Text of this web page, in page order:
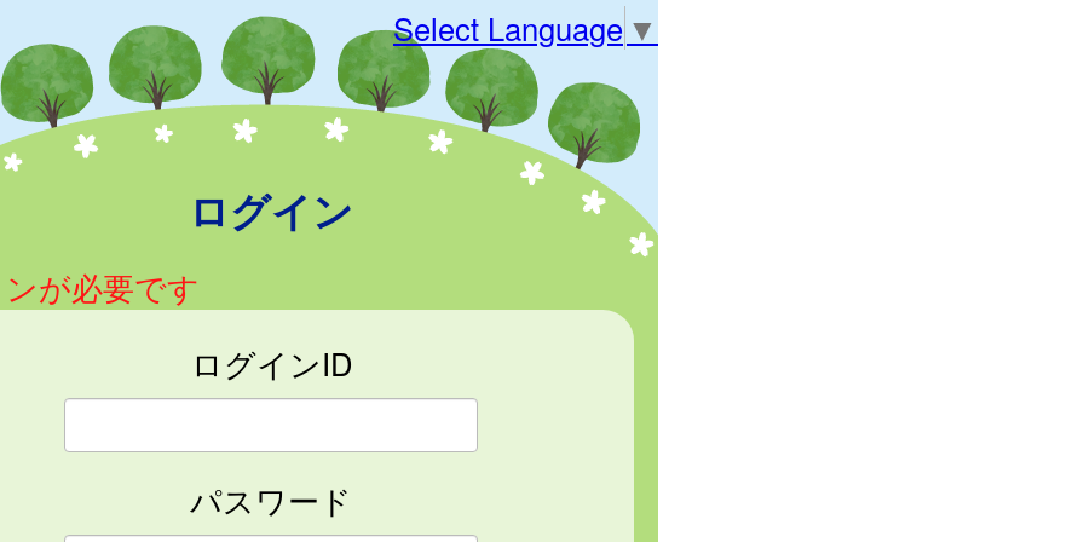
Select Language ▼
ログイン
が必要です
ログインID
パスワード